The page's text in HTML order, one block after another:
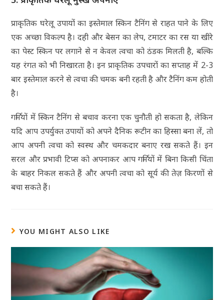
प्राकृतिक घरेलू उपायों का इस्तेमाल स्किन टैनिंग से राहत पाने के लिए
एक अच्छा विकल्प है। दही और बेसन का लेप, टमाटर का रस या खीरे
का पेस्ट स्किन पर लगाने से न केवल त्वचा को ठंडक मिलती है, बल्कि
यह रंगत को भी निखारता है। इन प्राकृतिक उपचारों का सप्ताह में 2-3
बार इस्तेमाल करने से त्वचा की चमक बनी रहती है और टैनिंग कम होती
है।
गर्मियों में स्किन टैनिंग से बचाव करना एक चुनौती हो सकता है, लेकिन
यदि आप उपर्युक्त उपायों को अपने दैनिक रूटीन का हिस्सा बना लें, तो
आप अपनी त्वचा को स्वस्थ और चमकदार बनाए रख सकते हैं। इन
सरल और प्रभावी टिप्स को अपनाकर आप गर्मियों में बिना किसी चिंता
के बाहर निकल सकते हैं और अपनी त्वचा को सूर्य की तेज़ किरणों से
बचा सकते हैं।
YOU MIGHT ALSO LIKE